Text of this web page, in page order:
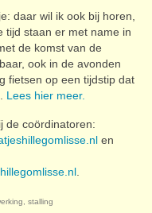
daar wil ik ook bij horen,
tijd staan er met name in
de komst van de
ook in de avonden
fietsen op een tijdstip dat
Lees hier meer.
de coördinatoren:
en
stalling